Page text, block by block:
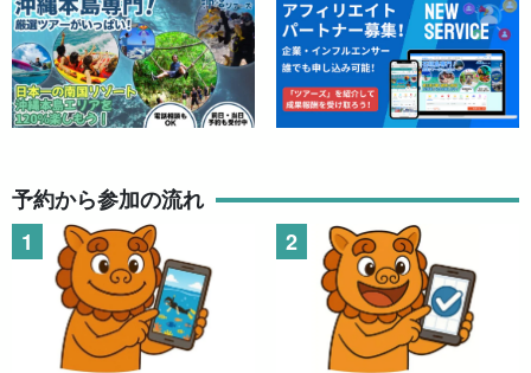
予約から参加の流れ